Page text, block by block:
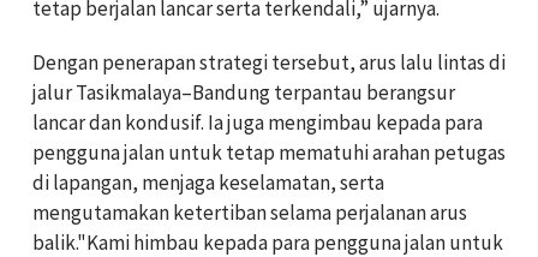
tetap berjalan lancar serta terkendali,” ujarnya.
Dengan penerapan strategi tersebut, arus lalu lintas di
jalur Tasikmalaya–Bandung terpantau berangsur
lancar dan kondusif. Ia juga mengimbau kepada para
pengguna jalan untuk tetap mematuhi arahan petugas
di lapangan, menjaga keselamatan, serta
mengutamakan ketertiban selama perjalanan arus
balik."Kami himbau kepada para pengguna jalan untuk